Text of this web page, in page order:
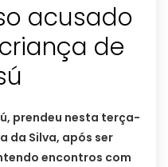
acusado
de
prendeu nesta terça-
da Silva, após ser
encontros com